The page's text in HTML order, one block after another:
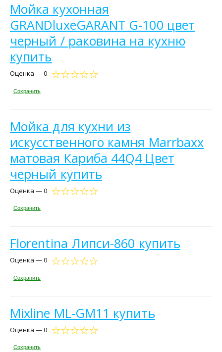
Мойка кухонная
GRANDluxeGARANT G-100 цвет
черный / раковина на кухню
купить
Оценка — 0
Сохранить
Мойка для кухни из
искусственного камня Marrbaxx
матовая Кариба 44Q4 Цвет
черный купить
Оценка — 0
Сохранить
Florentina Липси-860 купить
Оценка — 0
Сохранить
Mixline ML-GM11 купить
Оценка — 0
Сохранить